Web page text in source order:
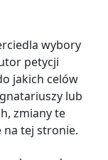
wybory
petycji
jakich celów
lub
zmiany te
tej stronie.